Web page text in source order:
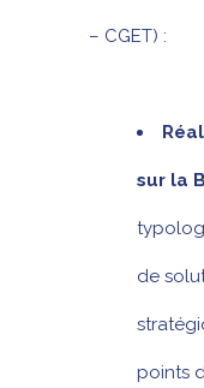
– CGET) :
sur la
de
points